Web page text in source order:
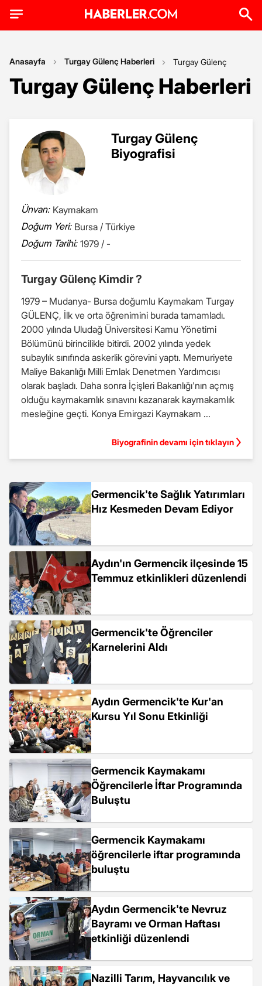
Anasayfa Turgay Gülenç Haberleri Turgay Gülenç
Turgay Gülenç Haberleri
Turgay Gülenç
Biyografisi
Ünvan: Kaymakam
Doğum Yeri: Bursa / Türkiye
Doğum Tarihi: 1979 / -
Turgay Gülenç Kimdir ?
1979 – Mudanya- Bursa doğumlu Kaymakam Turgay
GÜLENÇ, İlk ve orta öğrenimini burada tamamladı.
2000 yılında Uludağ Üniversitesi Kamu Yönetimi
Bölümünü birincilikle bitirdi. 2002 yılında yedek
subaylık sınıfında askerlik görevini yaptı. Memuriyete
Maliye Bakanlığı Milli Emlak Denetmen Yardımcısı
olarak başladı. Daha sonra İçişleri Bakanlığı'nın açmış
olduğu kaymakamlık sınavını kazanarak kaymakamlık
mesleğine geçti. Konya Emirgazi Kaymakam ...
Biyografinin devamı için tıklayın
Germencik'te Sağlık Yatırımları
Hız Kesmeden Devam Ediyor
Aydın'ın Germencik ilçesinde 15
Temmuz etkinlikleri düzenlendi
Germencik'te Öğrenciler
Karnelerini Aldı
Aydın Germencik'te Kur'an
Kursu Yıl Sonu Etkinliği
Germencik Kaymakamı
Öğrencilerle İftar Programında
Buluştu
Germencik Kaymakamı
öğrencilerle iftar programında
buluştu
Aydın Germencik'te Nevruz
Bayramı ve Orman Haftası
etkinliği düzenlendi
Nazilli Tarım, Hayvancılık ve